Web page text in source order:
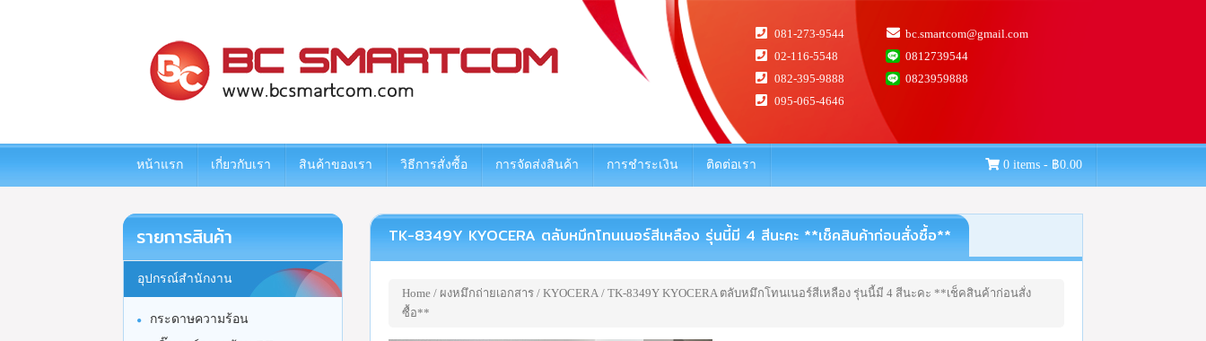
081-273-9544
bc.smartcom@gmail.com
02-116-5548
0812739544
082-395-9888
0823959888
095-065-4646
หน้าแรก เกี่ยวกับเรา สินค้าของเรา วิธีการสั่งซื้อ การจัดส่งสินค้า การชำระเงิน ติดต่อเรา 0 items - ฿0.00
TK-8349Y KYOCERA ตลับหมึกโทนเนอร์สีเหลือง รุ่นนี้มี 4 สีนะคะ **เช็คสินค้าก่อนสั่งซื้อ**
Home / ผงหมึกถ่ายเอกสาร / KYOCERA / TK-8349Y KYOCERA ตลับหมึกโทนเนอร์สีเหลือง รุ่นนี้มี 4 สีนะคะ **เช็คสินค้าก่อนสั่ง
ซื้อ**
รายการสินค้า
อุปกรณ์สำนักงาน
กระดาษความร้อน